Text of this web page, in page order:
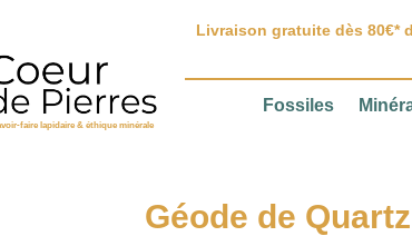
faire lapidaire & éthique minérale
Livraison gratuite dès 80€*
Fossiles
Géode de